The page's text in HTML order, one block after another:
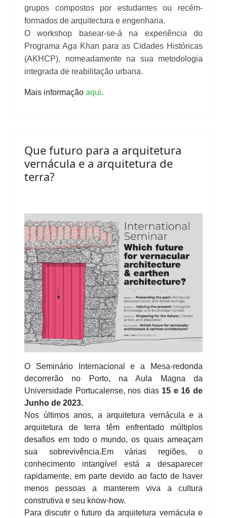
grupos compostos por estudantes ou recém-
formados de arquitectura e engenharia.
O workshop basear-se-á na experiência do
Programa Aga Khan para as Cidades Históricas
(AKHCP), nomeadamente na sua metodologia
integrada de reabilitação urbana.
Mais informação aqui.
Que futuro para a arquitetura
vernácula e a arquitetura de
terra?
O Seminário Internacional e a Mesa-redonda
decorrerão no Porto, na Aula Magna da
Universidade Portucalense, nos dias 15 e 16 de
Junho de 2023.
Nos últimos anos, a arquitetura vernácula e a
arquitetura de terra têm enfrentado múltiplos
desafios em todo o mundo, os quais ameaçam
sua sobrevivência.Em várias regiões, o
conhecimento intangível está a desaparecer
rapidamente, em parte devido ao facto de haver
menos pessoas a manterem viva a cultura
construtiva e seu know-how.
Para discutir o futuro da arquitetura vernácula e